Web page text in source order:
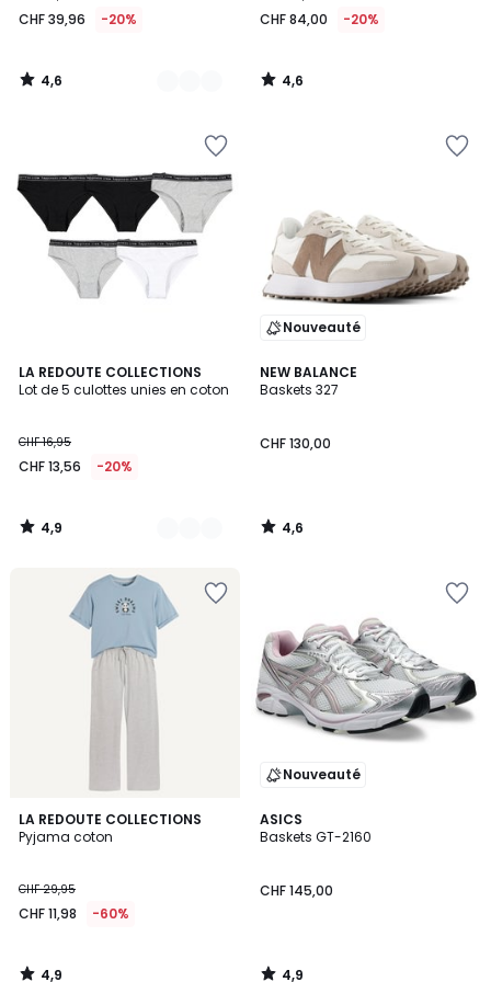
partir
CHF
39,96
CHF
49,95
20%
réduction
appliquée.
CHF 39,96 -20%
4,6
/
CHF 84,00 -20%
4,6
/
LA REDOUTE COLLECTIONS
Lot de 5 culottes unies en coton
CHF 16,95
CHF 13,56 -20%
4,9
/ 5
2
Couleurs
4,9
/
Nouveauté
NEW BALANCE
Baskets 327
CHF 130,00
4,6
/ 5
4,6
/
LA REDOUTE COLLECTIONS
Pyjama coton
CHF 29,95
CHF 11,98 -60%
4,9
/ 5
4,9
Nouveauté
ASICS
Baskets GT-2160
CHF 145,00
4,9
/ 5
4,9